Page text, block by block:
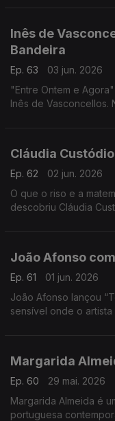
Inês de
Bandeira
Ep. 63
03 jun. 2026
"Entre Ontem e
Inês de Vasconcellos.
Cláudia
Ep. 62
02 jun. 2026
O que o riso e a
descobriu Cláudia
João Afonso
Ep. 61
01 jun. 2026
João Afonso lançou
sensível onde o
Margarida
Ep. 60
29 mai. 2026
Margarida Almeida é
portuguesa